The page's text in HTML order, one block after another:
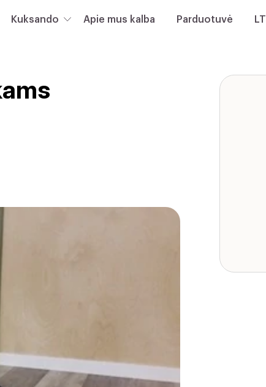
Kuksando Apie mus kalba Parduotuvė LT